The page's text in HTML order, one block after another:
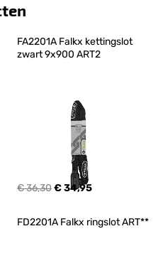
FA2201A Falkx kettingslot
zwart 9x900 ART2
€ 36,30€ 34,95
FD2201A Falkx ringslot ART**